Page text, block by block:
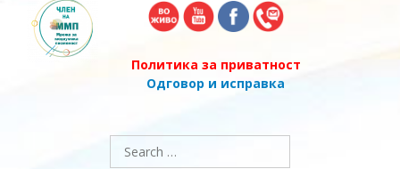
Политика за приватност
Одговор и исправка
Search
for: